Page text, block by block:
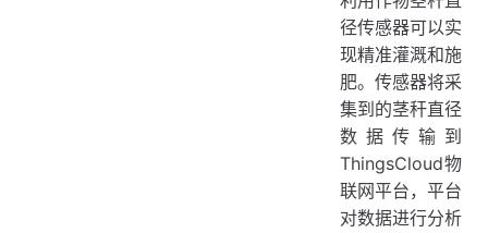
径传感器可以实
现精准灌溉和施
肥。传感器将采
集到的茎秆直径
数据传输到
ThingsCloud物
联网平台，平台
对数据进行分析